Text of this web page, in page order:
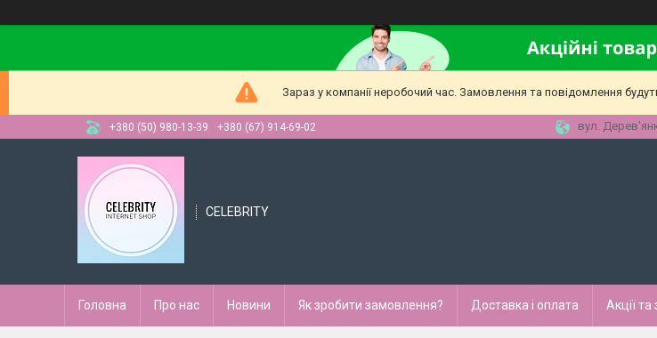
Зараз у компанії неробочий час. Замовлення та повідомлення
+380 (50) 980-13-39 +380 (67) 914-69-02 вул.
CELEBRITY
Головна Про нас Новини Як зробити замовлення? Доставка і оплата Акції